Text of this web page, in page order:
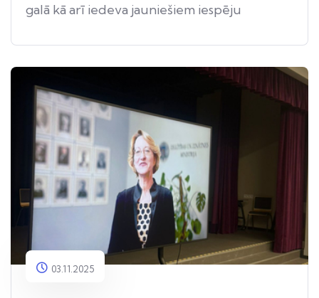
galā kā arī iedeva jauniešiem iespēju
Paldies @Ghetto Games apvienībai, ka
apciemojāt mūs!
03.11.2025